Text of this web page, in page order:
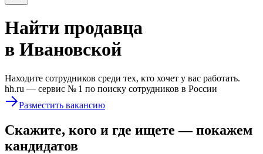
Найти продавца
в Ивановской
Находите сотрудников среди тех, кто хочет у вас работать.
hh.ru — сервис № 1 по поиску сотрудников в России
Разместить вакансию
Скажите, кого и где ищете — покажем
кандидатов